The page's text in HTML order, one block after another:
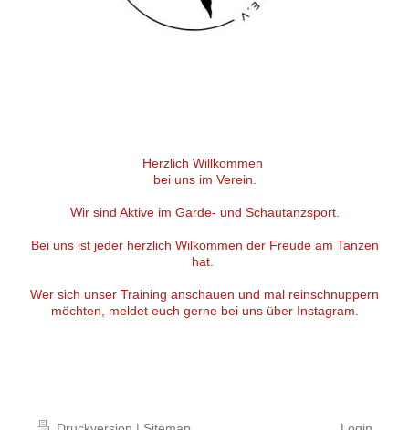
Herzlich Willkommen
bei uns im Verein.
Wir sind Aktive im Garde- und Schautanzsport.
Bei uns ist jeder herzlich Wilkommen der Freude am Tanzen
hat.
Wer sich unser Training anschauen und mal reinschnuppern
möchten, meldet euch gerne bei uns über Instagram.